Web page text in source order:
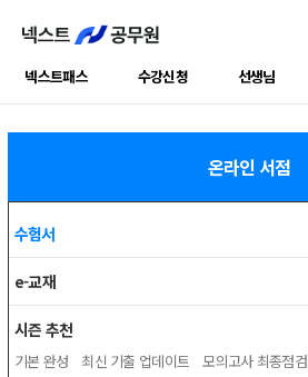
넥스트패스 수강신청 선생님
온라인 서점
수험서
e-교재
시즌 추천
기본 완성 최신 기출 업데이트 모의고사 최종점검